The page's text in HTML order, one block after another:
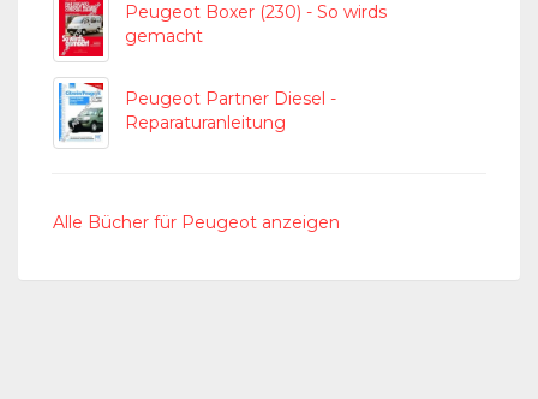
Peugeot Boxer (230) - So wirds
gemacht
Peugeot Partner Diesel -
Reparaturanleitung
Alle Bücher für Peugeot anzeigen